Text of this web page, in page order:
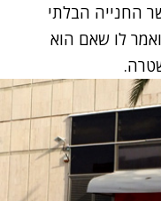
החנייה הבלתי
לו שאם הוא